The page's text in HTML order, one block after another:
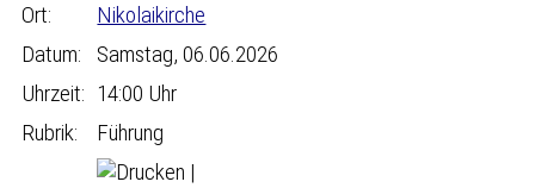
Ort:
Nikolaikirche
Datum:
Samstag, 06.06.2026
Uhrzeit: 14:00 Uhr
Rubrik:
Führung
|